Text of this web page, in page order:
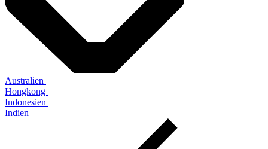
Australien
Hongkong
Indonesien
Indien